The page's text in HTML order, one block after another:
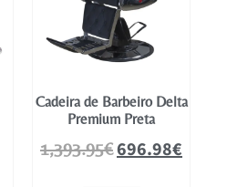
Cadeira de Barbeiro Delta
Premium Preta
1,393.95€696.98€